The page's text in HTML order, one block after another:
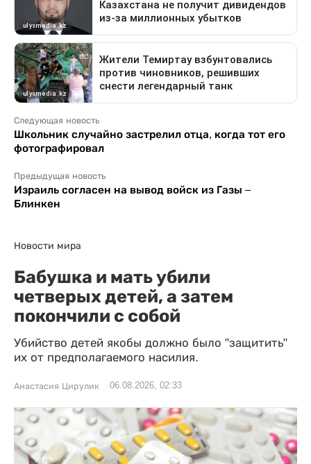
Следующая новость
Школьник случайно застрелил отца, когда тот его
фотографировал
Предыдущая новость
Израиль согласен на вывод войск из Газы –
Блинкен
Новости мира
Бабушка и мать убили
четверых детей, а затем
покончили с собой
Убийство детей якобы должно было "защитить"
их от предполагаемого насилия.
Анастасия Цирулик 06.08.2026, 02:33